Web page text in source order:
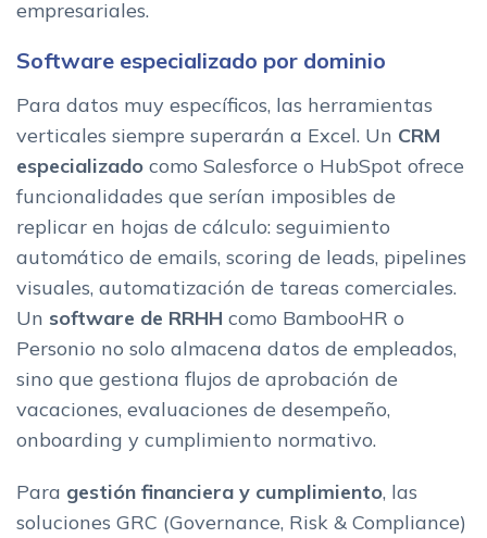
empresariales.
Software especializado por dominio
Para datos muy específicos, las herramientas
verticales siempre superarán a Excel. Un CRM
especializado como Salesforce o HubSpot ofrece
funcionalidades que serían imposibles de
replicar en hojas de cálculo: seguimiento
automático de emails, scoring de leads, pipelines
visuales, automatización de tareas comerciales.
Un software de RRHH como BambooHR o
Personio no solo almacena datos de empleados,
sino que gestiona flujos de aprobación de
vacaciones, evaluaciones de desempeño,
onboarding y cumplimiento normativo.
Para gestión financiera y cumplimiento, las
soluciones GRC (Governance, Risk & Compliance)